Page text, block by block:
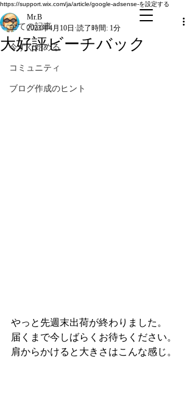
https://support.wix.com/ja/article/google-adsense-を設定する
全ての記事
今すぐ始める
コミュニティ
ブログ作成のヒント
大好評ビーチバック
Mr.B
2023年4月10日 読了時間: 1分
やっと先週末出荷が終わりました。
届くまで今しばらくお待ちください。
肩からかけると大きさはこんな感じ。